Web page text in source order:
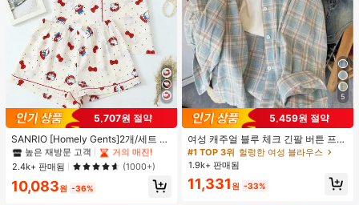
5,707원 절약
SANRIO [Homely Gents]2개/세트 여
성 프린트 라펠 반팔 버튼 포켓 상의
및 보우 반바지 잠옷 세트, 캐주얼 홈
웨어, 봄/여름에 적합
#1 TOP 3위
프라이드 월 여성 파자마 세트
높은 재방문 고객
거의 매진!
#1 TOP 3위
프라이드 월 여성 파자마 세트
높은 재방문 고객
거의 매진!
#1 TOP 3위
프라이드 월 여성 파자마 세트
높은 재방문 고객
거의 매진!
#1 TOP 3위
프라이드 월 여성 파자마 세트
높은 재방문 고객
2.4k+ 판매됨 (1000+)
10,083원 -36%
5
5,459원 절약
여성 캐주얼 블루 체크 긴팔 버튼 프론
트 폴리에스터 셔츠, 레귤러 핏, 봄 의
류, 편안한 스타일
#1 TOP 3위 헐렁한 여성 블라우스
1.9k+ 판매됨
11,331 원 -33%